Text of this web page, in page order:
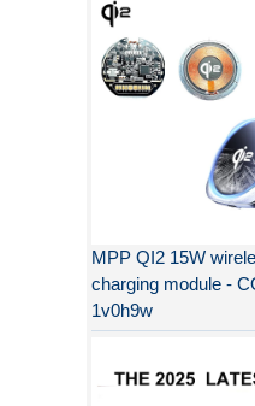
charging module -
1v0h9w
Warum ist QI2